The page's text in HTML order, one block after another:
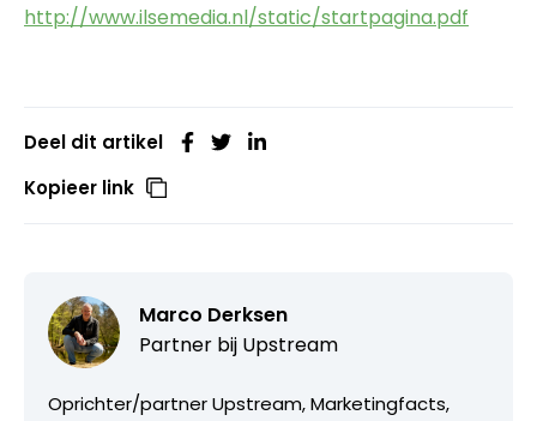
http://www.ilsemedia.nl/static/startpagina.pdf
Deel dit artikel
Kopieer link
Marco Derksen
Partner bij Upstream
Oprichter/partner Upstream, Marketingfacts,